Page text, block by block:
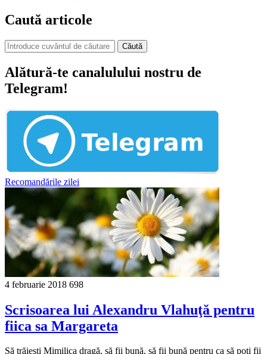
Caută articole
Căută
Alătură-te canalulului nostru de
Telegram!
Recomandările zilei
4 februarie 2018 698
Scrisoarea lui Alexandru Vlahuţă pentru
fiica sa Margareta
Să trăieşti Mimilica dragă, să fii bună, să fii bună pentru ca să poţi fii